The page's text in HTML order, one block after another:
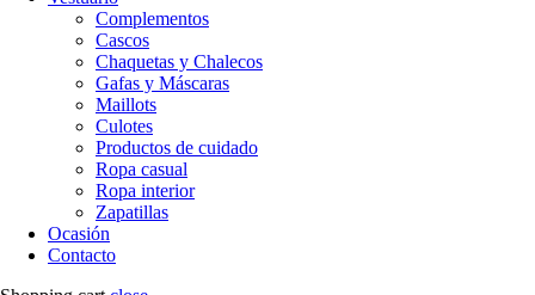
Complementos
Cascos
Chaquetas y Chalecos
Gafas y Máscaras
Maillots
Culotes
Productos de cuidado
Ropa casual
Ropa interior
Zapatillas
Ocasión
Contacto